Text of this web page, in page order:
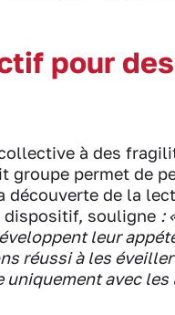
pour
à des
groupe permet de
de la
dispositif, souligne :
leur
réussi à les
uniquement avec les